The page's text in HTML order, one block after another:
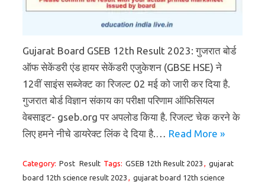
Gujarat Board GSEB 12th Result 2023: गुजरात बोर्ड
ऑफ सेकेंडरी एंड हायर सेकेंडरी एजुकेशन (GBSE HSE) ने
12वीं साइंस सब्जेक्ट का रिजल्ट 02 मई को जारी कर दिया है.
गुजरात बोर्ड विज्ञान संकाय का परीक्षा परिणाम ऑफिसियल
वेबसाइट- gseb.org पर अपलोड किया है. रिजल्ट चेक करने के
लिए हमने नीचे डायरेक्ट लिंक दे दिया है.… Read More »
Category: Post Result Tags: GSEB 12th Result 2023 , gujarat
board 12th science result 2023 , gujarat board 12th science